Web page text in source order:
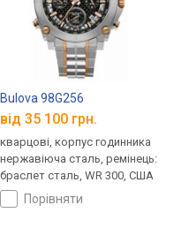
Moon-Phase 78986BI04M
Bulova 98G256
від 35 100 грн.
кварцові, корпус годинника
нержавіюча сталь, ремінець:
браслет сталь, WR 300, США
порівняти